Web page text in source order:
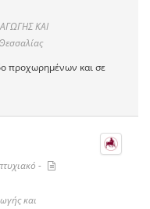
ΚΑΙ
προχωρημένων και σε
-
και